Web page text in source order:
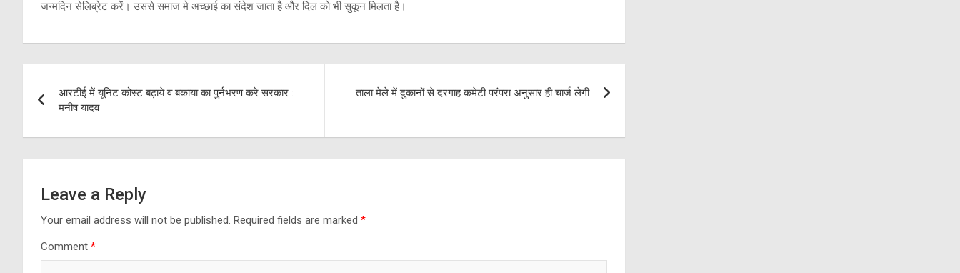
जन्मदिन सेलिब्रेट करें। उससे समाज मे अच्छाई का संदेश जाता है और दिल को भी सुकून मिलता है।
navigation
आरटीई में यूनिट कोस्ट बढ़ाये व बकाया का पुर्नभरण करे सरकार :
मनीष यादव
ताला मेले में दुकानों से दरगाह कमेटी परंपरा अनुसार ही चार्ज लेगी
Leave a Reply
Your email address will not be published. Required fields are marked *
Comment *